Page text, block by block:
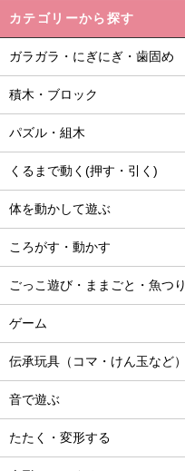
カテゴリーから探す
ガラガラ・にぎにぎ・歯固め
積木・ブロック
パズル・組木
くるまで動く(押す・引く)
体を動かして遊ぶ
ころがす・動かす
ごっこ遊び・ままごと・魚つり
ゲーム
伝承玩具（コマ・けん玉など）
音で遊ぶ
たたく・変形する